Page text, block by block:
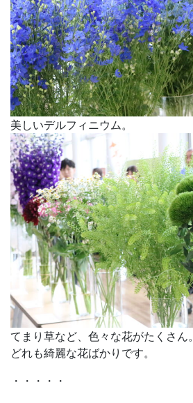
美しいデルフィニウム。
てまり草など、色々な花がたくさん。
どれも綺麗な花ばかりです。
・・・・・